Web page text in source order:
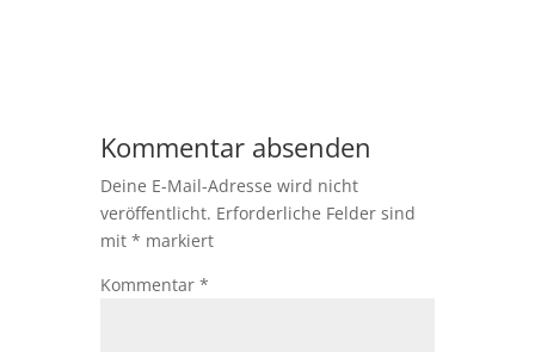
Kommentar absenden
Deine E-Mail-Adresse wird nicht
veröffentlicht. Erforderliche Felder sind
mit * markiert
Kommentar *